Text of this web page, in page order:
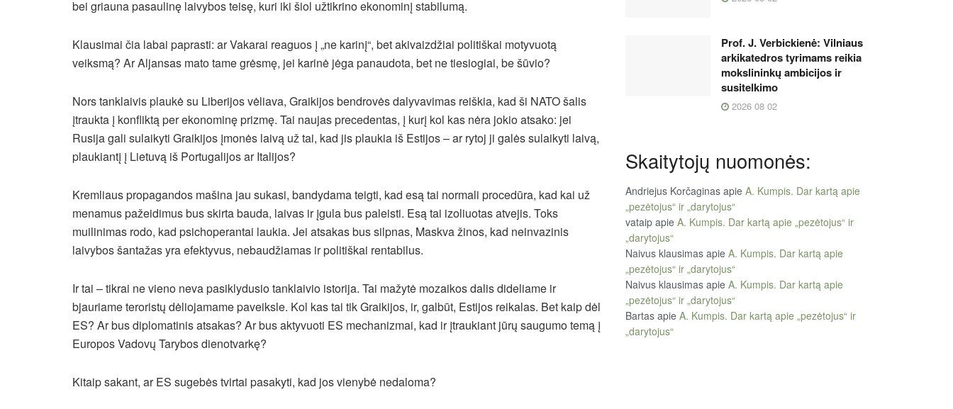
bei griauna pasaulinę laivybos teisę, kuri iki šiol užtikrino ekonominį stabilumą.
Klausimai čia labai paprasti: ar Vakarai reaguos į „ne karinį“, bet akivaizdžiai politiškai motyvuotą
veiksmą? Ar Aljansas mato tame grėsmę, jei karinė jėga panaudota, bet ne tiesiogiai, be šūvio?
Nors tanklaivis plaukė su Liberijos vėliava, Graikijos bendrovės dalyvavimas reiškia, kad ši NATO šalis
įtraukta į konfliktą per ekonominę prizmę. Tai naujas precedentas, į kurį kol kas nėra jokio atsako: jei
Rusija gali sulaikyti Graikijos įmonės laivą už tai, kad jis plaukia iš Estijos – ar rytoj ji galės sulaikyti laivą,
plaukiantį į Lietuvą iš Portugalijos ar Italijos?
Kremliaus propagandos mašina jau sukasi, bandydama teigti, kad esą tai normali procedūra, kad kai už
menamus pažeidimus bus skirta bauda, laivas ir įgula bus paleisti. Esą tai izoliuotas atvejis. Toks
muilinimas rodo, kad psichoperantai laukia. Jei atsakas bus silpnas, Maskva žinos, kad neinvazinis
laivybos šantažas yra efektyvus, nebaudžiamas ir politiškai rentabilus.
Ir tai – tikrai ne vieno neva pasiklydusio tanklaivio istorija. Tai mažytė mozaikos dalis dideliame ir
bjauriame teroristų dėliojamame paveiksle. Kol kas tai tik Graikijos, ir, galbūt, Estijos reikalas. Bet kaip dėl
ES? Ar bus diplomatinis atsakas? Ar bus aktyvuoti ES mechanizmai, kad ir įtraukiant jūrų saugumo temą į
Europos Vadovų Tarybos dienotvarkę?
Kitaip sakant, ar ES sugebės tvirtai pasakyti, kad jos vienybė nedaloma?
Prof. J. Verbickienė: Vilniaus
arkikatedros tyrimams reikia
mokslininkų ambicijos ir
susitelkimo
2026 08 02
Skaitytojų nuomonės:
Andriejus Korčaginas apie A. Kumpis. Dar kartą apie
„pezėtojus“ ir „darytojus“
vataip apie A. Kumpis. Dar kartą apie „pezėtojus“ ir
„darytojus“
Naivus klausimas apie A. Kumpis. Dar kartą apie
„pezėtojus“ ir „darytojus“
Naivus klausimas apie A. Kumpis. Dar kartą apie
„pezėtojus“ ir „darytojus“
Bartas apie A. Kumpis. Dar kartą apie „pezėtojus“ ir
„darytojus“